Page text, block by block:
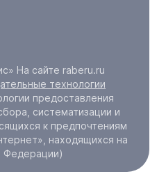
На сайте raberu.ru
технологии
предоставления
систематизации и
к предпочтениям
находящихся на
Федерации)